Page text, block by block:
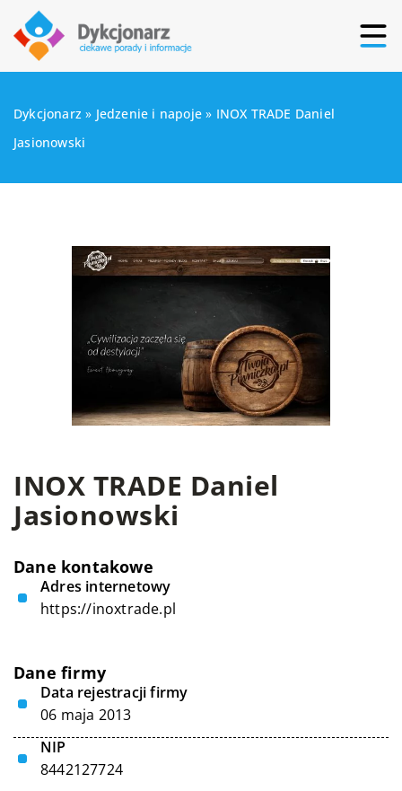
Dykcjonarz » Jedzenie i napoje » INOX TRADE Daniel
Jasionowski
INOX TRADE Daniel
Jasionowski
Dane kontakowe
Adres internetowy
https://inoxtrade.pl
Dane firmy
Data rejestracji firmy
06 maja 2013
NIP
8442127724